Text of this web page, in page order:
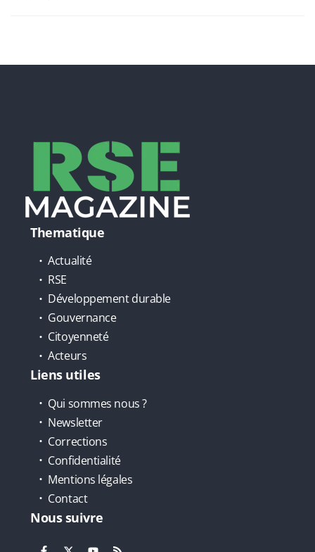
Thematique
Actualité
RSE
Développement durable
Gouvernance
Citoyenneté
Acteurs
Liens utiles
Qui sommes nous ?
Newsletter
Corrections
Confidentialité
Mentions légales
Contact
Nous suivre